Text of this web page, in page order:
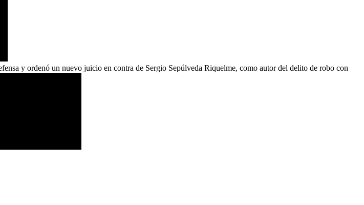
y ordenó un nuevo juicio en contra de Sergio Sepúlveda Riquelme, como autor del delito de robo con